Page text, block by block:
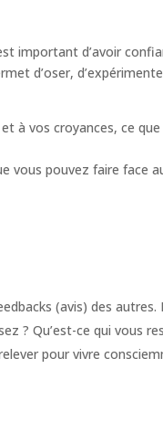
important d’avoir
d’oser,
à vos croyances, ce
vous pouvez faire face
(avis) des autres.
? Qu’est-ce qui vous
pour vivre